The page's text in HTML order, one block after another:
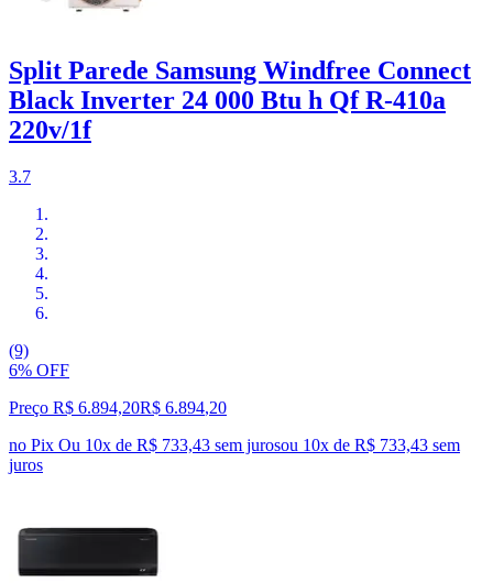
Split Parede Samsung Windfree Connect
Black Inverter 24 000 Btu h Qf R-410a
220v/1f
3.7
(9)
6% OFF
Preço R$ 6.894,20R$ 6.894,20
no Pix Ou 10x de R$ 733,43 sem jurosou 10x de R$ 733,43 sem
juros